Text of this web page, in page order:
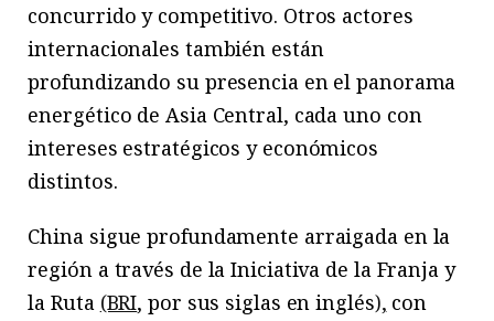
concurrido y competitivo. Otros actores
internacionales también están
profundizando su presencia en el panorama
energético de Asia Central, cada uno con
intereses estratégicos y económicos
distintos.
China sigue profundamente arraigada en la
región a través de la Iniciativa de la Franja y
la Ruta (BRI, por sus siglas en inglés), con